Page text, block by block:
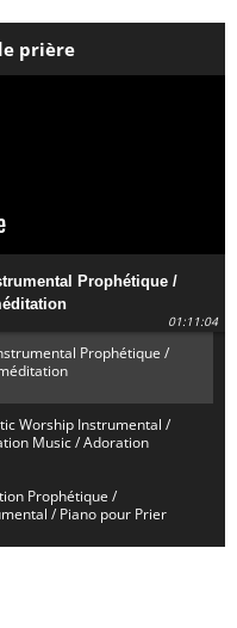
prière
Prophétique /
01:11:04
Prophétique /
Worship Instrumental /
Music / Adoration
Prophétique /
/ Piano pour Prier